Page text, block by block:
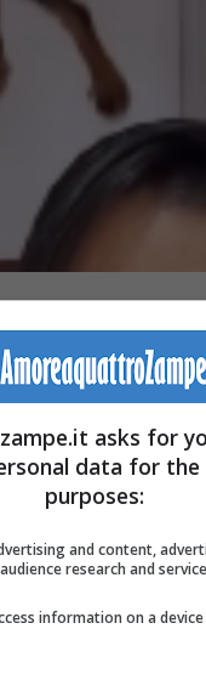
anche una
danni alla sua
Come
ci sono almeno 3-4
preferibile
asks for
data for
purposes:
and content,
research and
information on a device